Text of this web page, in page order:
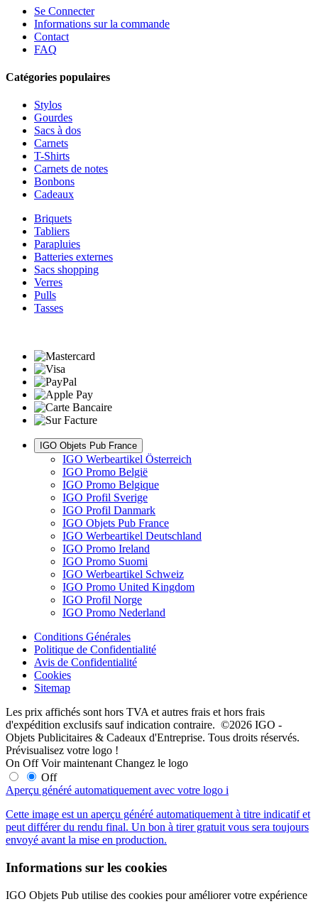
Se Connecter
Informations sur la commande
Contact
FAQ
Catégories populaires
Stylos
Gourdes
Sacs à dos
Carnets
T-Shirts
Carnets de notes
Bonbons
Cadeaux
Briquets
Tabliers
Parapluies
Batteries externes
Sacs shopping
Verres
Pulls
Tasses
IGO Objets Pub France
IGO Werbeartikel Österreich
IGO Promo België
IGO Promo Belgique
IGO Profil Sverige
IGO Profil Danmark
IGO Objets Pub France
IGO Werbeartikel Deutschland
IGO Promo Ireland
IGO Promo Suomi
IGO Werbeartikel Schweiz
IGO Promo United Kingdom
IGO Profil Norge
IGO Promo Nederland
Conditions Générales
Politique de Confidentialité
Avis de Confidentialité
Cookies
Sitemap
Les prix affichés sont hors TVA et autres frais et hors frais
d'expédition exclusifs sauf indication contraire. ©2026 IGO -
Objets Publicitaires & Cadeaux d'Entreprise. Tous droits réservés.
Prévisualisez votre logo !
On Off Voir maintenant Changez le logo
Off
Aperçu généré automatiquement avec votre logo i
Cette image est un aperçu généré automatiquement à titre indicatif et
peut différer du rendu final. Un bon à tirer gratuit vous sera toujours
envoyé avant la mise en production.
Informations sur les cookies
IGO Objets Pub utilise des cookies pour améliorer votre expérience